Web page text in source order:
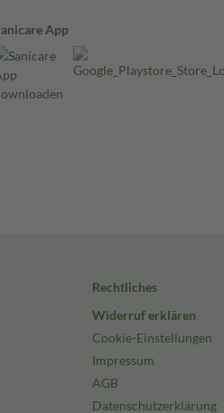
App
Rechtliches
Widerruf erklären
Cookie-Einstellungen
Impressum
AGB
Datenschutzerklärung